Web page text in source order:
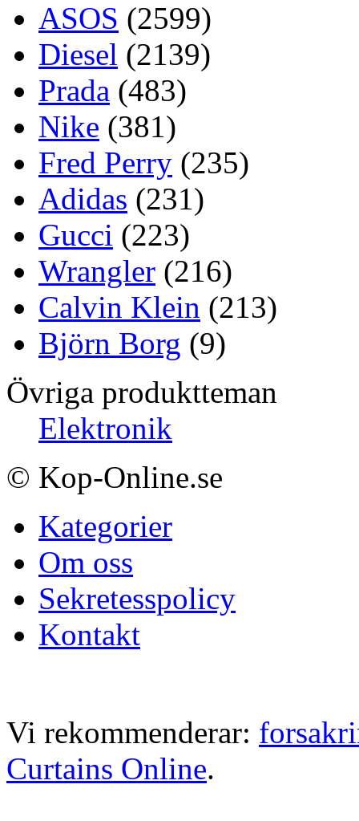
ASOS (2599)
Diesel (2139)
Prada (483)
Nike (381)
Fred Perry (235)
Adidas (231)
Gucci (223)
Wrangler (216)
Calvin Klein (213)
Björn Borg (9)
Övriga produktteman
Elektronik
© Kop-Online.se
Kategorier
Om oss
Sekretesspolicy
Kontakt
Vi rekommenderar:
Curtains Online.